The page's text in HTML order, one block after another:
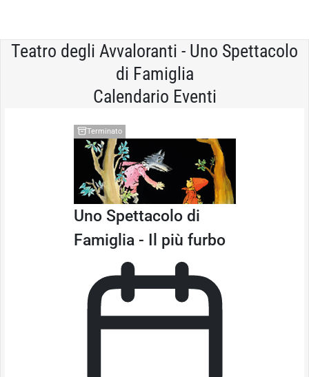
Teatro degli Avvaloranti - Uno Spettacolo
di Famiglia
Calendario Eventi
Terminato
Uno Spettacolo di
Famiglia - Il più furbo